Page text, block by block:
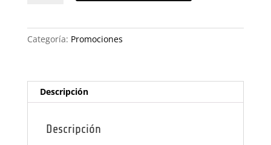
cantidad
Categoría: Promociones
Descripción
Descripción